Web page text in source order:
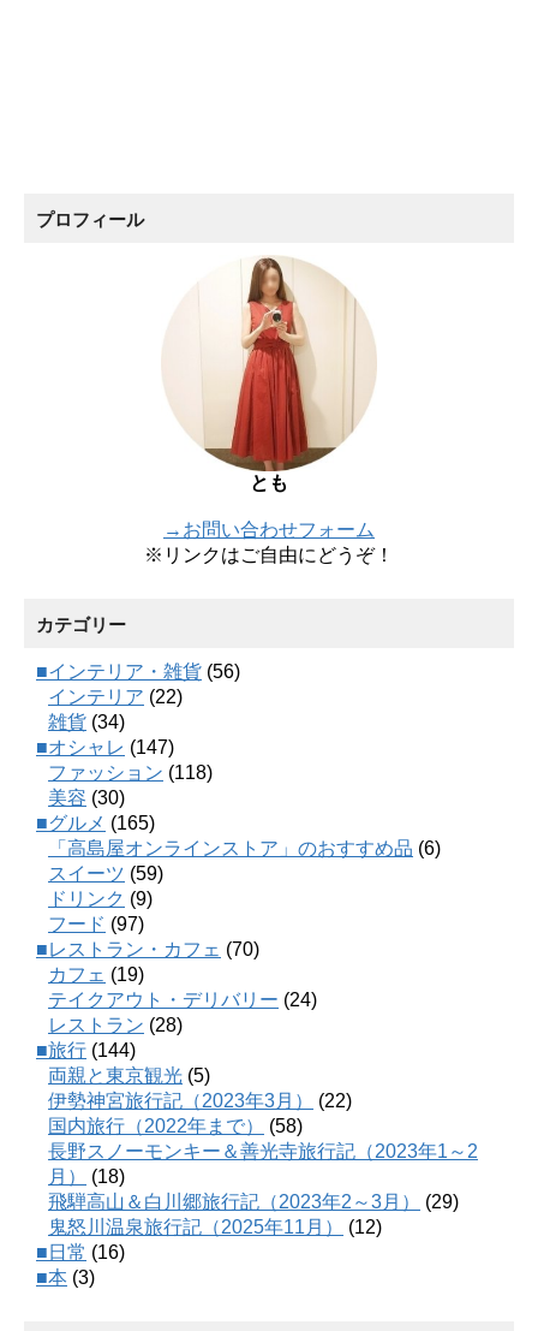
プロフィール
とも
→お問い合わせフォーム
※リンクはご自由にどうぞ！
カテゴリー
■インテリア・雑貨 (56)
インテリア (22)
雑貨 (34)
■オシャレ (147)
ファッション (118)
美容 (30)
■グルメ (165)
「高島屋オンラインストア」のおすすめ品 (6)
スイーツ (59)
ドリンク (9)
フード (97)
■レストラン・カフェ (70)
カフェ (19)
テイクアウト・デリバリー (24)
レストラン (28)
■旅行 (144)
両親と東京観光 (5)
伊勢神宮旅行記（2023年3月）
(22)
国内旅行（2022年まで）
(58)
長野スノーモンキー＆善光寺旅行記（2023年1～2
月）
(18)
飛騨高山＆白川郷旅行記（2023年2～3月）
(29)
鬼怒川温泉旅行記（2025年11月）
(12)
■日常 (16)
■本 (3)